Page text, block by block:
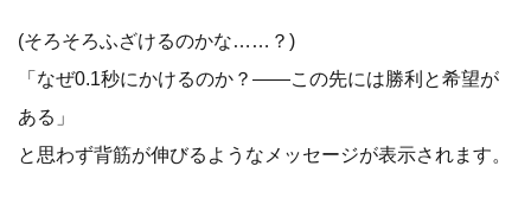
(そろそろふざけるのかな……？)
「なぜ0.1秒にかけるのか？――この先には勝利と希望が
ある」
と思わず背筋が伸びるようなメッセージが表示されます。